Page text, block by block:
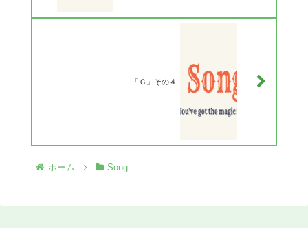
「Ｇ」その４
ホーム Song